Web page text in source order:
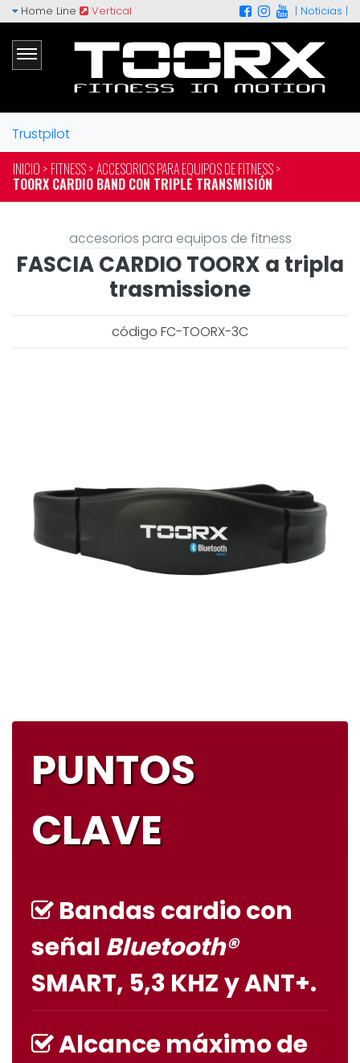
Home Line Vertical | Noticias |
Trustpilot
INICIO > FITNESS >ACCESORIOS PARA EQUIPOS DE FITNESS >
TOORX CARDIO BAND CON TRIPLE TRANSMISIÓN
accesorios para equipos de fitness
FASCIA CARDIO TOORX a tripla
trasmissione
código FC-TOORX-3C
PUNTOS
CLAVE
Bandas cardio con
señal Bluetooth®
SMART, 5,3 KHZ y ANT+.
Alcance máximo de